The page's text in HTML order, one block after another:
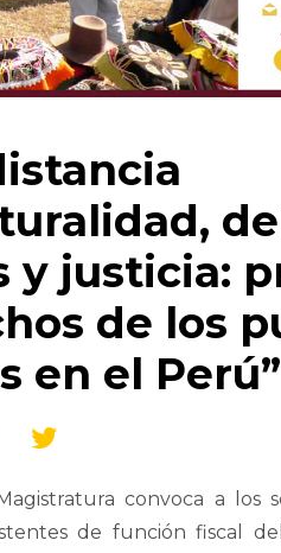
y justicia:
de los
en el Perú”
convoca a los
de función fiscal